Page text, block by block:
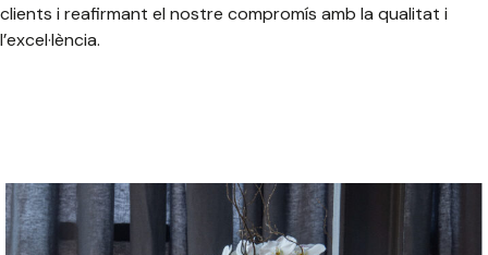
clients i reafirmant el nostre compromís amb la qualitat i
l’excel·lència.